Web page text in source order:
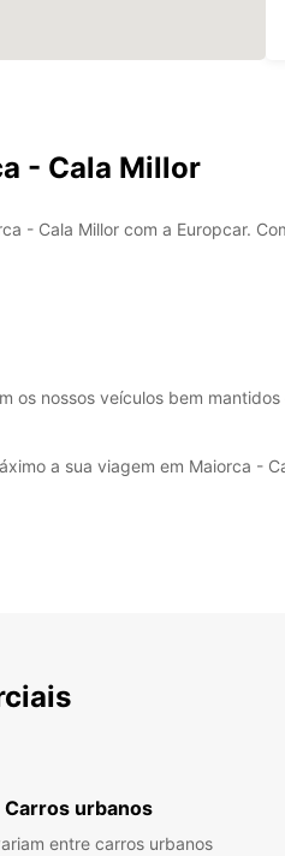
- Cala Millor
- Cala Millor com a Europcar.
nossos veículos bem
a sua viagem em Maiorca -
Carros urbanos
entre carros urbanos